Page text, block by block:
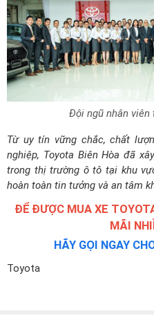
Đội ngũ nhân viên
Từ uy tín vững chắc, chất
nghiệp, Toyota Biên Hòa đã
trong thị trường ô tô tại khu
hoàn toàn tin tưởng và an tâm
ĐỂ ĐƯỢC MUA XE
MÃI
HÃY GỌI NGAY
Toyota